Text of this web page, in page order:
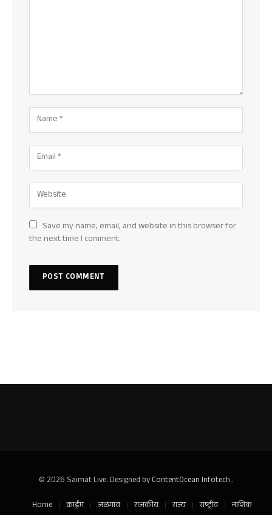
Save my name, email, and website in this browser for
the next time I comment.
© 2026 Saimat Live. Designed byContentOcean Infotech..
Home
क्राईम जळगाव राजकीय राज्य राष्ट्रीय
नाशिक